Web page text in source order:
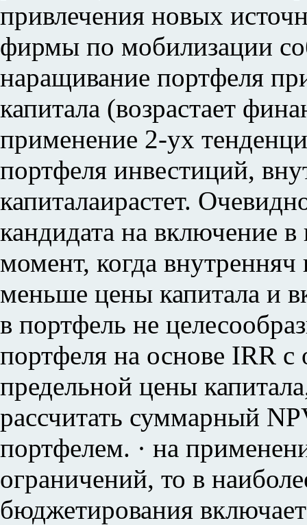
привлечения новых
фирмы по мобилизации
наращивание портфеля
капитала (возрастает
применение 2-ух
портфеля инвестиций,
капиталаирастет.
кандидата на включение в
момент, когда
меньше цены капитала и
в портфель не
портфеля на основе IRR
предельной цены
рассчитать суммарный
портфелем. · на
ограничений, то в
бюджетирования